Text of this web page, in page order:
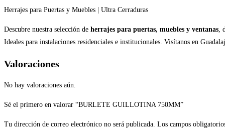
Herrajes para Puertas y Muebles | Ultra Cerraduras
Descubre nuestra selección de herrajes para puertas, muebles y ventanas,
Ideales para instalaciones residenciales e institucionales. Visítanos en
Valoraciones
No hay valoraciones aún.
Sé el primero en valorar “BURLETE GUILLOTINA 750MM”
Tu dirección de correo electrónico no será publicada. Los campos